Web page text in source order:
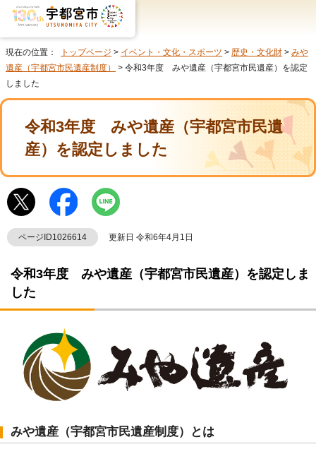
現在の位置： トップページ > イベント・文化・スポーツ > 歴史・文化財 > みや
遺産（宇都宮市民遺産制度）
> 令和3年度 みや遺産（宇都宮市民遺産）を認定
しました
令和3年度 みや遺産（宇都宮市民遺
産）を認定しました
ページID1026614 更新日 令和6年4月1日
令和3年度 みや遺産（宇都宮市民遺産）を認定しま
した
みや遺産（宇都宮市民遺産制度）とは